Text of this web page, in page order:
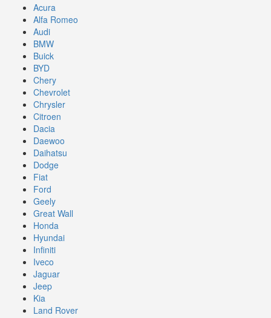
Acura
Alfa Romeo
Audi
BMW
Buick
BYD
Chery
Chevrolet
Chrysler
Citroen
Dacia
Daewoo
Daihatsu
Dodge
Fiat
Ford
Geely
Great Wall
Honda
Hyundai
Infiniti
Iveco
Jaguar
Jeep
Kia
Land Rover